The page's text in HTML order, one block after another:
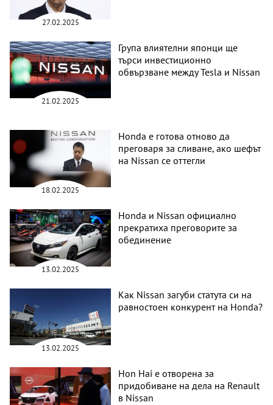
27.02.2025
21.02.2025
Група влиятелни японци ще
търси инвестиционно
обвързване между Tesla и Nissan
18.02.2025
Honda е готова отново да
преговаря за сливане, ако шефът
на Nissan се оттегли
13.02.2025
Honda и Nissan официално
прекратиха преговорите за
обединение
13.02.2025
Как Nissan загуби статута си на
равностоен конкурент на Honda?
Hon Hai е отворена за
придобиване на дела на Renault
в Nissan